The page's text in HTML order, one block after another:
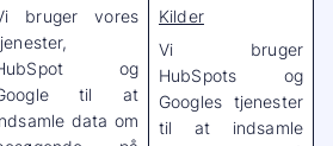
bruger vores
og
til at
data om
Kilder
Vi bruger
HubSpots og
Googles tjenester
til at indsamle